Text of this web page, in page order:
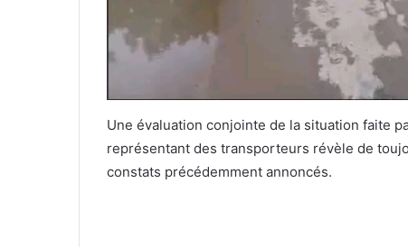
Une évaluation conjointe de la situation faite
représentant des transporteurs révèle de
constats précédemment annoncés.